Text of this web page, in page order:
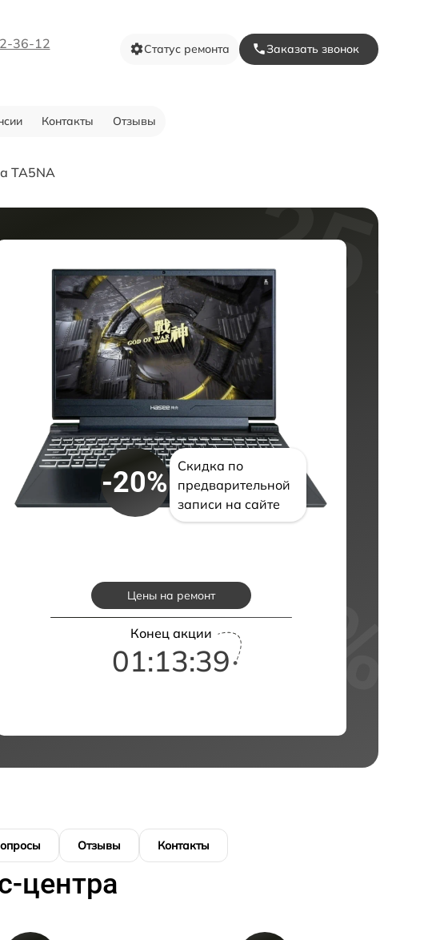
36-12 Статус ремонта Заказать звонок
Контакты Отзывы
TA5NA
-20%
Скидка по
предварительной
записи на сайте
Цены на ремонт
Конец акции
01:13:38
Отзывы Контакты
центра